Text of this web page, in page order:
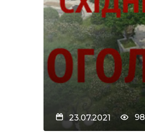
23.07.2021 98